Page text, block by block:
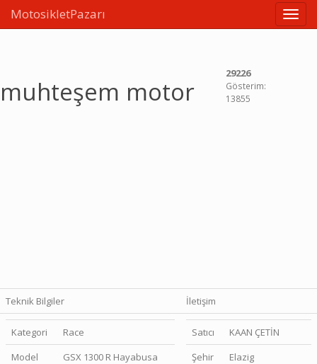
MotosikletPazarı
muhteşem motor
29226
Gösterim:
13855
Teknik Bilgiler İletişim
Kategori
Race
Model
GSX 1300 R Hayabusa
Satıcı
KAAN ÇETİN
Şehir
Elazig